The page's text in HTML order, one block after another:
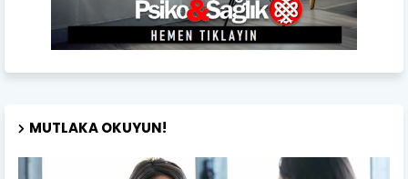
MUTLAKA OKUYUN!